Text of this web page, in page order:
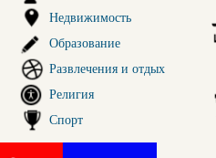
Недвижимость
Образование
Развлечения и отдых
Религия
Спорт